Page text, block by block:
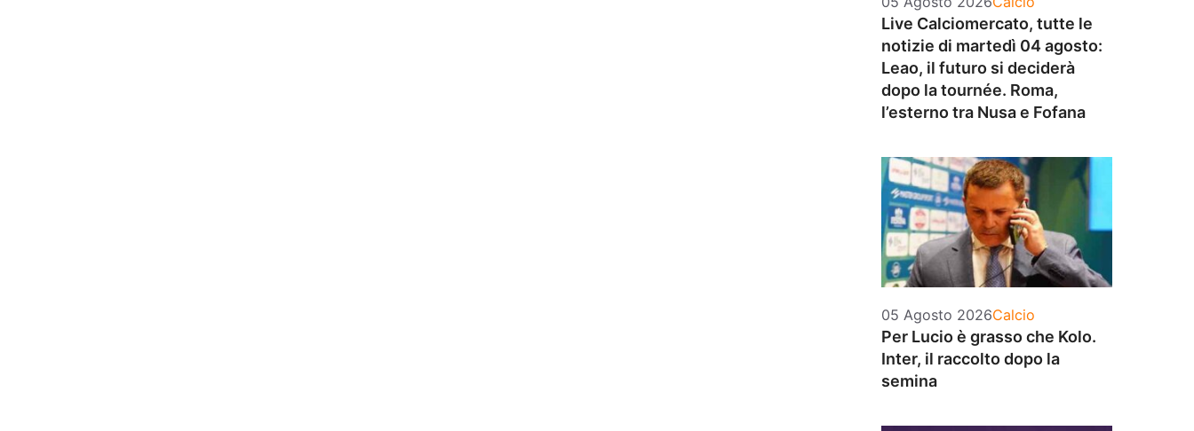
Live Calciomercato, tutte le
notizie di martedì 04 agosto:
Leao, il futuro si deciderà
dopo la tournée. Roma,
l’esterno tra Nusa e Fofana
05 Agosto 2026Categorie
Calcio
Per Lucio è grasso che Kolo.
Inter, il raccolto dopo la
semina